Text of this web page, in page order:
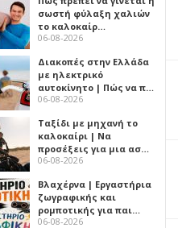
σωστή φύλαξη χαλιών
το καλοκαίρ…
06-08-2026
Διακοπές στην Ελλάδα
με ηλεκτρικό
αυτοκίνητο | Πώς να π…
06-08-2026
Ταξίδι με μηχανή το
καλοκαίρι | Να
προσέξεις για μια ασ…
06-08-2026
Βλαχέρνα | Εργαστήρια
ζωγραφικής και
ρομποτικής για παι…
06-08-2026